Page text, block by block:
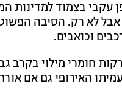
עקבי בצמוד למדינות
אבל לא רק. הסיבה
וכואבים.
חומרי מילוי בקרב
האירופי גם אם